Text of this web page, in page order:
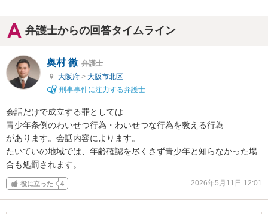
弁護士からの回答タイムライン
奥村 徹 弁護士
大阪府 > 大阪市北区
刑事事件に注力する弁護士
会話だけで成立する罪としては
青少年条例のわいせつ行為・わいせつな行為を教える行為
があります。会話内容によります。
たいていの地域では、年齢確認を尽くさず青少年と知らなかった場
合も処罰されます。
役に立った 4 2026年5月11日 12:01